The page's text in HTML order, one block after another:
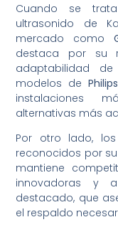
Cuando se
ultrasonido de
mercado como
destaca por su
adaptabilidad
modelos dePhilips
instalaciones
alternativas más
Por otro lado,
reconocidos por
mantiene
innovadoras y
destacado, que
el respaldo